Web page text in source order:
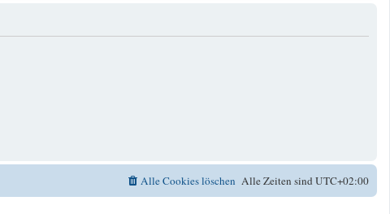
Alle Zeiten sindUTC+02:00
Alle Cookies löschen